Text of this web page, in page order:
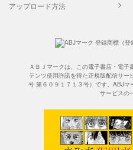
アップロード方法
ＡＢＪマークは、この電子書店・電
テンツ使用許諾を得た正規版配信サ
号 第６０９１７１３号）です。ABJ
サービスの